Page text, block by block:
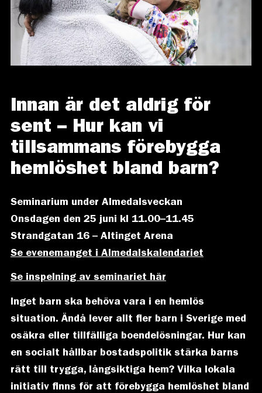
Innan är det aldrig för
sent – Hur kan vi
tillsammans förebygga
hemlöshet bland barn?
Seminarium under Almedalsveckan
Onsdagen den 25 juni kl 11.00–11.45
Strandgatan 16 – Altinget Arena
Se evenemanget i Almedalskalendariet
Se inspelning av seminariet här
Inget barn ska behöva vara i en hemlös
situation. Ändå lever allt fler barn i Sverige med
osäkra eller tillfälliga boendelösningar. Hur kan
en socialt hållbar bostadspolitik stärka barns
rätt till trygga, långsiktiga hem? Vilka lokala
initiativ finns för att förebygga hemlöshet bland